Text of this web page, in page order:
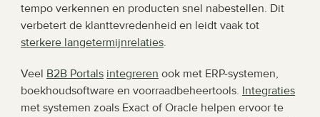
tempo verkennen en producten snel nabestellen. Dit
sterkere langetermijnrelaties.
Veel B2B Portals integreren ook met ERP-systemen,
boekhoudsoftware en voorraadbeheertools. Integraties
met systemen zoals Exact of Oracle helpen ervoor te